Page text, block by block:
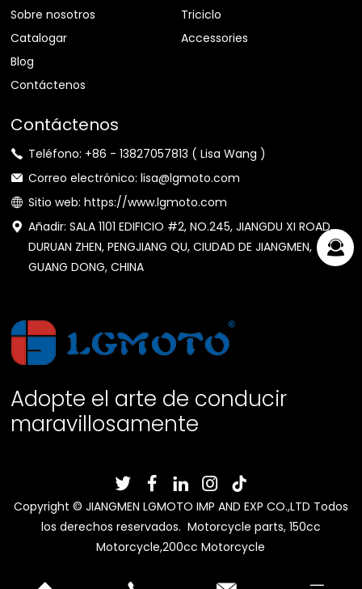
Sobre nosotros
Catalogar
Blog
Contáctenos
Triciclo
Accessories
Contáctenos
Teléfono: +86 - 13827057813 ( Lisa Wang )
Correo electrónico: lisa@lgmoto.com
Sitio web: https://www.lgmoto.com
Añadir: SALA 1101 EDIFICIO #2, NO.245, JIANGDU XI ROAD,
DURUAN ZHEN, PENGJIANG QU, CIUDAD DE JIANGMEN,
GUANG DONG, CHINA
Adopte el arte de conducir
maravillosamente
Copyright © JIANGMEN LGMOTO IMP AND EXP CO.,LTD Todos
los derechos reservados. Motorcycle parts, 150cc
Motorcycle,200cc Motorcycle